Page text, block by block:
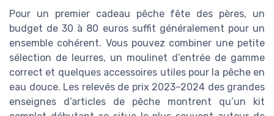
Pour un premier cadeau pêche fête des pères, un
budget de 30 à 80 euros suffit généralement pour un
ensemble cohérent. Vous pouvez combiner une petite
sélection de leurres, un moulinet d’entrée de gamme
correct et quelques accessoires utiles pour la pêche en
eau douce. Les relevés de prix 2023–2024 des grandes
enseignes d’articles de pêche montrent qu’un kit